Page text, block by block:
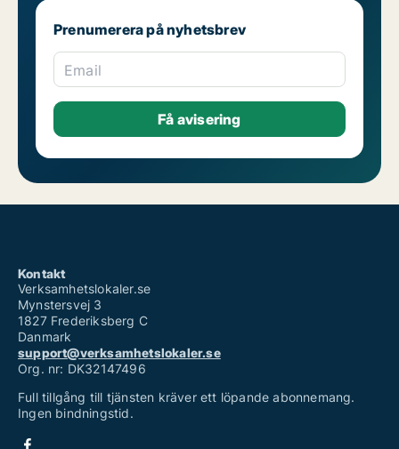
Prenumerera på nyhetsbrev
Email
Kontakt
Verksamhetslokaler.se
Mynstersvej 3
1827 Frederiksberg C
Danmark
support@verksamhetslokaler.se
Org. nr: DK32147496
Full tillgång till tjänsten kräver ett löpande abonnemang.
Ingen bindningstid.